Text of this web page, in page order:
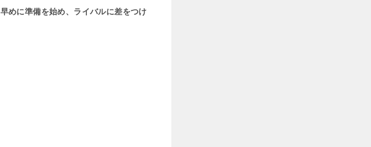
早めに準備を始め、ライバルに差をつけ